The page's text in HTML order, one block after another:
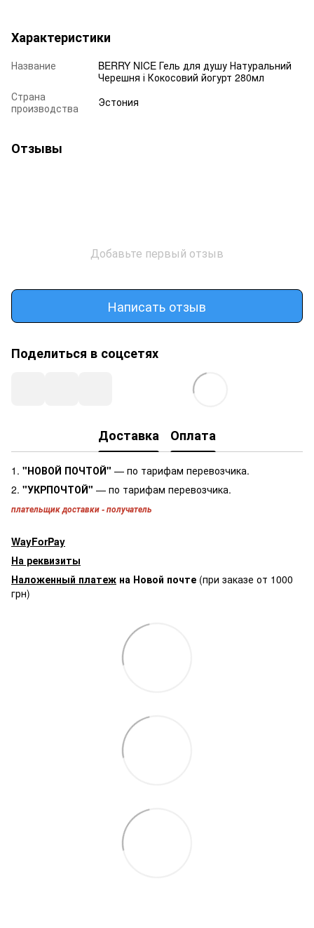
Характеристики
Название
BERRY NICE Гель для душу Натуральний
Черешня і Кокосовий йогурт 280мл
Страна
производства
Эстония
Отзывы
Добавьте первый отзыв
Написать отзыв
Поделиться в соцсетях
Доставка Оплата
1. "НОВОЙ ПОЧТОЙ" — по тарифам перевозчика.
2. "УКРПОЧТОЙ" — по тарифам перевозчика.
плательщик доставки - получатель
WayForPay
На реквизиты
Наложенный платеж на Новой почте (при заказе от 1000
грн)